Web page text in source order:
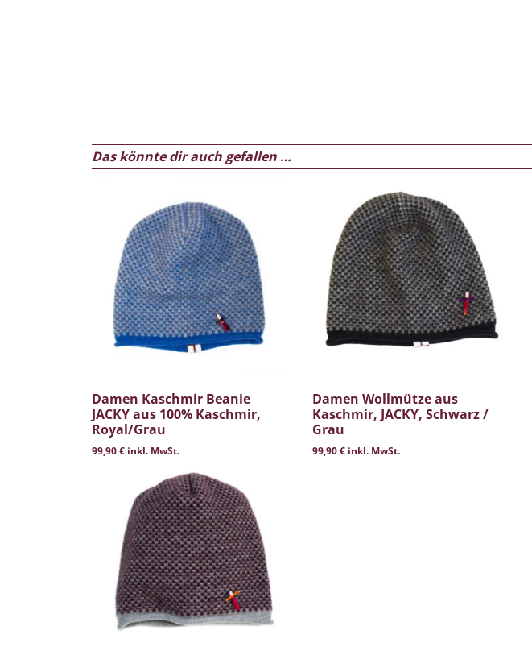
Das könnte dir auch gefallen …
Damen Kaschmir Beanie
JACKY aus 100% Kaschmir,
Royal/Grau
99,90€ inkl. MwSt.
Damen Wollmütze aus
Kaschmir, JACKY, Schwarz /
Grau
99,90€inkl. MwSt.